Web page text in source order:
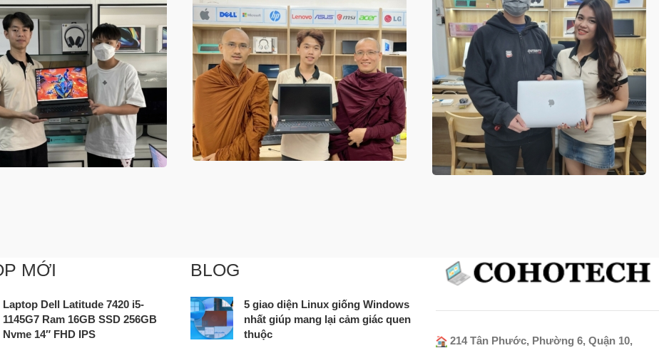
MỚI
Laptop Dell Latitude 7420 i5-
1145G7 Ram 16GB SSD 256GB
Nvme 14″ FHD IPS
BLOG
5 giao diện Linux giống Windows
nhất giúp mang lại cảm giác quen
thuộc
214 Tân Phước, Phường 6, Quận 10,